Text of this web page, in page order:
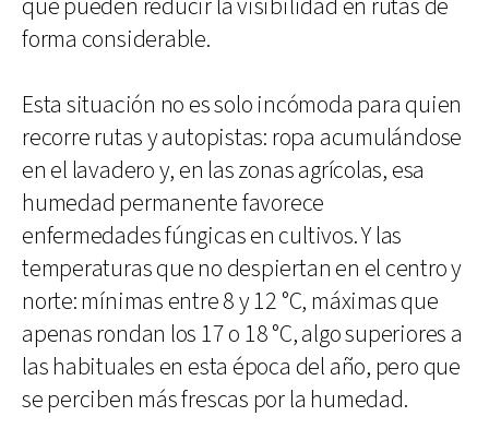
que pueden reducir la visibilidad en rutas de
forma considerable.
Esta situación no es solo incómoda para quien
recorre rutas y autopistas: ropa acumulándose
en el lavadero y, en las zonas agrícolas, esa
humedad permanente favorece
enfermedades fúngicas en cultivos. Y las
temperaturas que no despiertan en el centro y
norte: mínimas entre 8 y 12 °C, máximas que
apenas rondan los 17 o 18 °C, algo superiores a
las habituales en esta época del año, pero que
se perciben más frescas por la humedad.